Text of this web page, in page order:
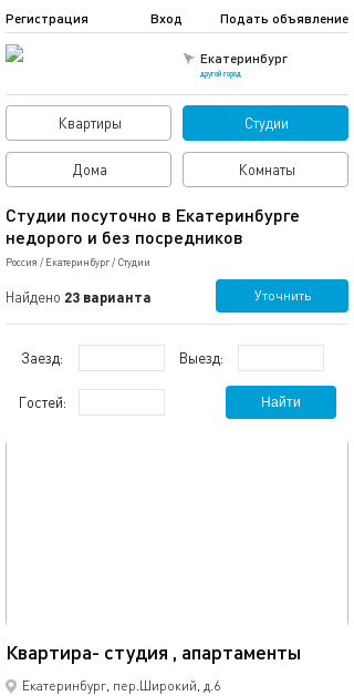
Екатеринбург
другой город
Подать объявление
Регистрация Вход
Квартиры Студии
Дома Комнаты
Студии посуточно в Екатеринбурге
недорого и без посредников
Россия / Екатеринбург/ Студии
Найдено 23 варианта Уточнить
Заезд: Выезд:
Гостей: Найти
Квартира- студия , апартаменты
Екатеринбург, пер.Широкий, д.6